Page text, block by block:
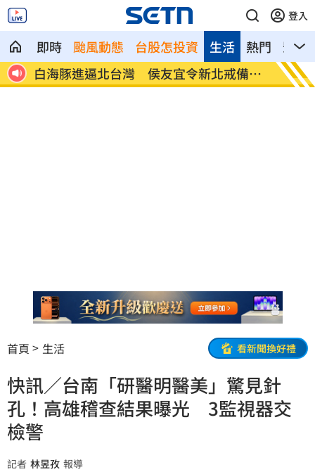
登入
即時 颱風動態 台股怎投資 熱門 影音
生活
防
快訊／威力彩頭獎2億 8／6開獎號碼
桃園
響
首頁 生活 看新聞換好禮
快訊／台南「研醫明醫美」驚見針
孔！高雄稽查結果曝光 3監視器交
檢警
記者 林昱孜 報導